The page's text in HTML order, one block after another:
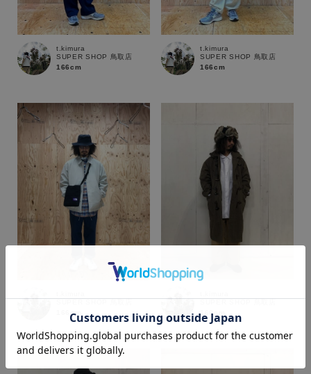
t.kimura
SUPER SHOP 鳥取店
166cm
t.kimura
SUPER SHOP 鳥取店
166cm
166cm
166cm